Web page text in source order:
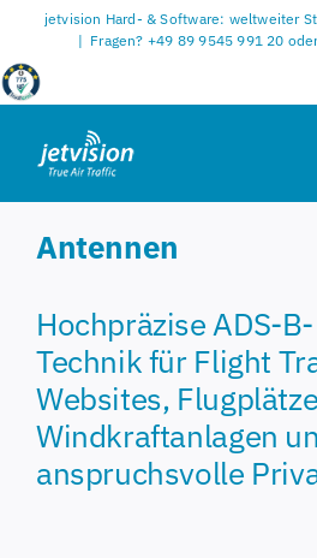
springen
jetvision Hard- & Software: weltweiter
| Fragen? +49 89 9545 991 20
Antennen
Hochpräzise ADS-
Technik für Flight
Websites,
Windkraftanlagen
anspruchsvolle